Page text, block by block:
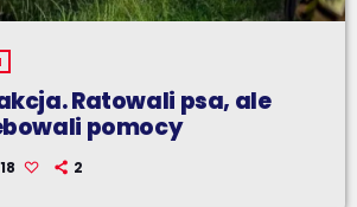
Ratowali psa, ale
pomocy
2